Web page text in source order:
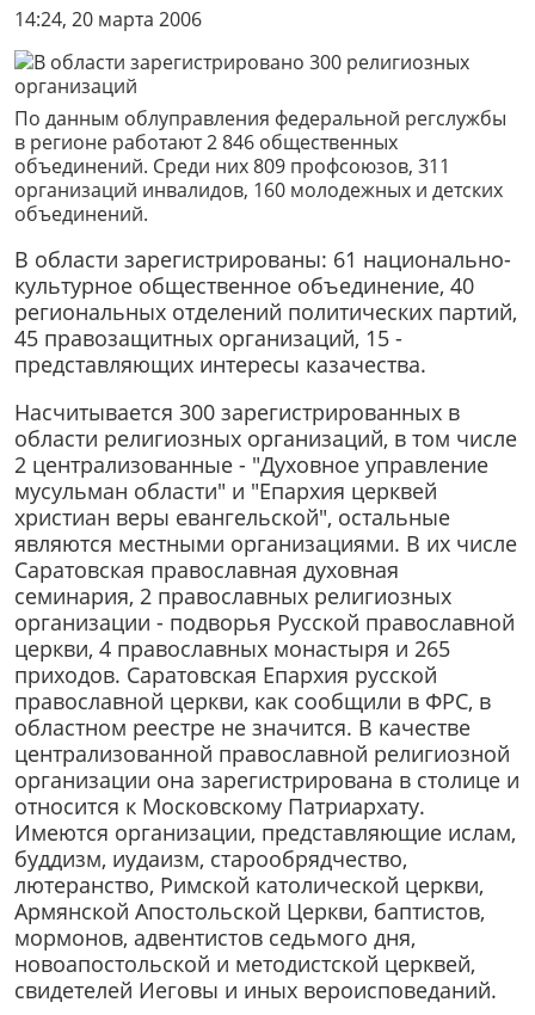
14:24, 20 марта 2006
По данным облуправления федеральной регслужбы
в регионе работают 2 846 общественных
объединений. Среди них 809 профсоюзов, 311
организаций инвалидов, 160 молодежных и детских
объединений.
В области зарегистрированы: 61 национально-
культурное общественное объединение, 40
региональных отделений политических партий,
45 правозащитных организаций, 15 -
представляющих интересы казачества.
Насчитывается 300 зарегистрированных в
области религиозных организаций, в том числе
2 централизованные - "Духовное управление
мусульман области" и "Епархия церквей
христиан веры евангельской", остальные
являются местными организациями. В их числе
Саратовская православная духовная
семинария, 2 православных религиозных
организации - подворья Русской православной
церкви, 4 православных монастыря и 265
приходов. Саратовская Епархия русской
православной церкви, как сообщили в ФРС, в
областном реестре не значится. В качестве
централизованной православной религиозной
организации она зарегистрирована в столице и
относится к Московскому Патриархату.
Имеются организации, представляющие ислам,
буддизм, иудаизм, старообрядчество,
лютеранство, Римской католической церкви,
Армянской Апостольской Церкви, баптистов,
мормонов, адвентистов седьмого дня,
новоапостольской и методистской церквей,
свидетелей Иеговы и иных вероисповеданий.